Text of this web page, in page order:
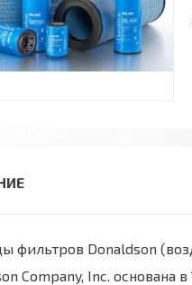
фильтров Donaldson
Company, Inc. основана